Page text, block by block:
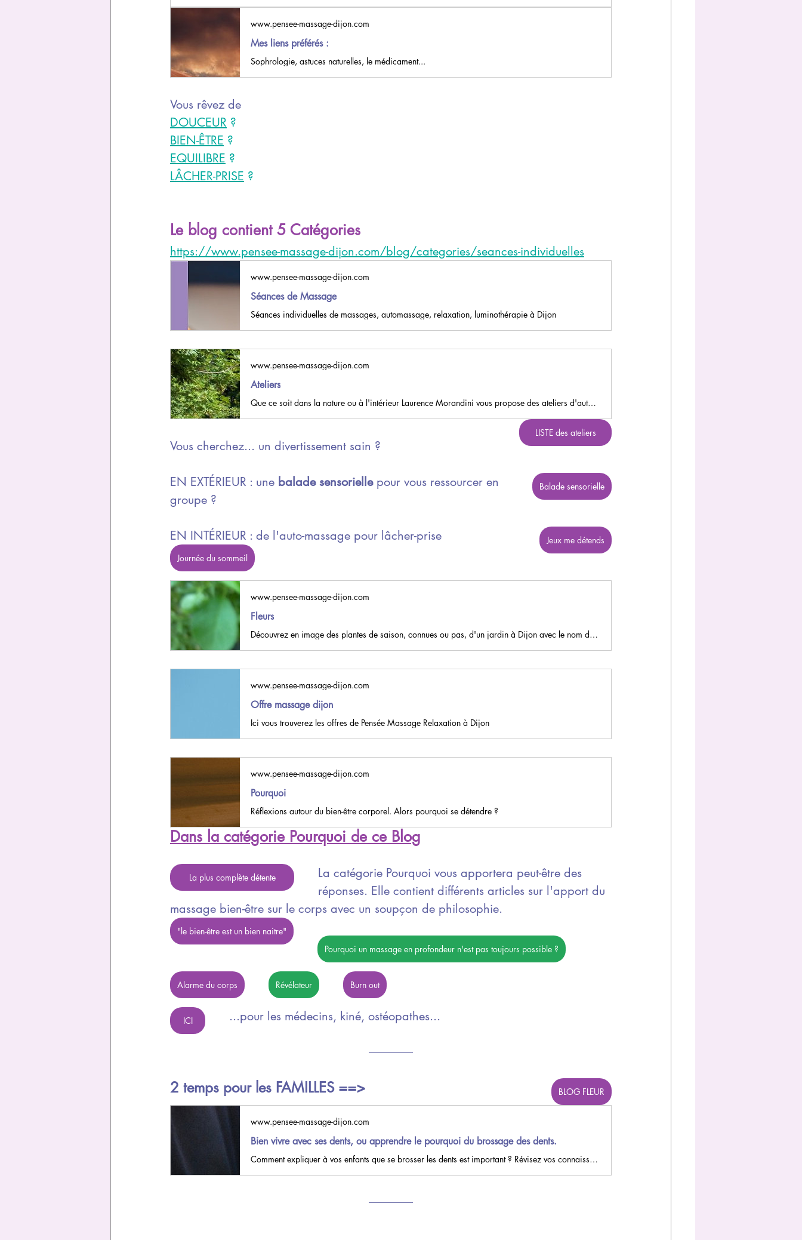
www.pensee-massage-dijon.com
Mes liens préférés :
Sophrologie, astuces naturelles, le médicament...
Vous rêvez de
DOUCEUR ?
BIEN-ÊTRE ?
EQUILIBRE ?
LÂCHER-PRISE ?
Le blog contient 5 Catégories
https://www.pensee-massage-dijon.com/blog/categories/seances-individuelles
www.pensee-massage-dijon.com
Séances de Massage
Séances individuelles de massages, automassage, relaxation, luminothérapie à Dijon
www.pensee-massage-dijon.com
Ateliers
Que ce soit dans la nature ou à l'intérieur Laurence Morandini vous propose des ateliers d'automassage, de massage en duo ou en groupe en entreprise ou au salon Pensée Massage à Dijon.
LISTE des ateliers
Vous cherchez... un divertissement sain ?
Balade sensorielle
EN EXTÉRIEUR : une balade sensorielle pour vous ressourcer en
groupe ?
Jeux me détends
EN INTÉRIEUR : de l'auto-massage pour lâcher-prise
Journée du sommeil
www.pensee-massage-dijon.com
Fleurs
Découvrez en image des plantes de saison, connues ou pas, d'un jardin à Dijon avec le nom des fleurs, leurs familles...
www.pensee-massage-dijon.com
Offre massage dijon
Ici vous trouverez les offres de Pensée Massage Relaxation à Dijon
www.pensee-massage-dijon.com
Pourquoi
Réflexions autour du bien-être corporel. Alors pourquoi se détendre ?
Dans la catégorie Pourquoi de ce Blog
La plus complète détente
La catégorie Pourquoi vous apportera peut-être des
réponses. Elle contient différents articles sur l'apport du
massage bien-être sur le corps avec un soupçon de philosophie.
"le bien-être est un bien naitre"
Pourquoi un massage en profondeur n'est pas toujours possible ?
Alarme du corps Révélateur Burn out
ICI ...pour les médecins, kiné, ostéopathes...
BLOG FLEUR
2 temps pour les FAMILLES ==>
www.pensee-massage-dijon.com
Bien vivre avec ses dents, ou apprendre le pourquoi du brossage des dents.
Comment expliquer à vos enfants que se brosser les dents est important ? Révisez vos connaissances avec eux !